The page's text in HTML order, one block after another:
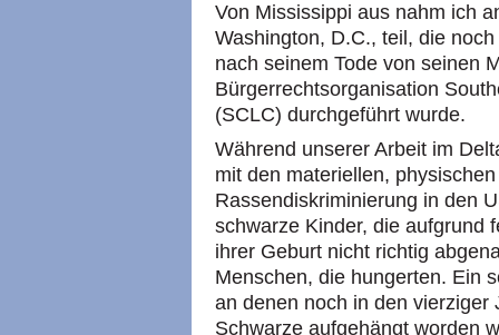
Von Mississippi aus nahm ich
Washington, D.C., teil, die
nach seinem Tode von seinen
Bürgerrechtsorganisation
(SCLC) durchgeführt wurde.
Während unserer Arbeit im
mit den materiellen,
Rassendiskriminierung in den
schwarze Kinder, die aufgrund
ihrer Geburt nicht richtig
Menschen, die hungerten. Ein
an denen noch in den vierziger
Schwarze aufgehängt worden